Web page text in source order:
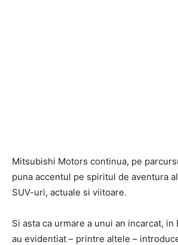
Mitsubishi Motors continua, pe
puna accentul pe spiritul de aventura
SUV-uri, actuale si viitoare.
Si asta ca urmare a unui an incarcat, in
au evidentiat – printre altele –